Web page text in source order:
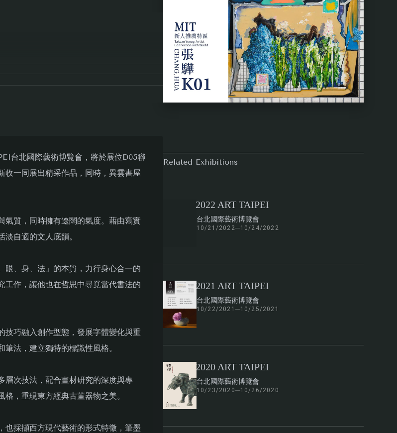
台北國際藝術博覽會，將於展位D05聯
收一同展出精采作品，同時，異雲書屋
氣質，同時擁有遼闊的氣度。藉由寫實
自適的文人底韻。
眼、身、法」的本質，力行身心合一的
工作，讓他也在哲思中尋覓當代書法的
技巧融入創作型態，發展字體變化與重
法，建立獨特的標識性風格。
層次技法，配合畫材研究的深度與專
，重現東方經典古董器物之美。
也採擷西方現代藝術的形式特徵，筆墨
Related Exhibitions
2022 ART TAIPEI
台北國際藝術博覽會
10/21/2022 10/24/2022
2021 ART TAIPEI
台北國際藝術博覽會
10/22/2021 10/25/2021
2020 ART TAIPEI
台北國際藝術博覽會
10/23/2020 10/26/2020